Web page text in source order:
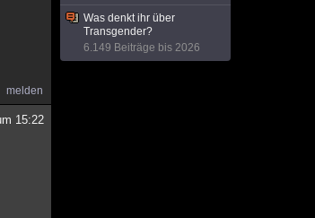
melden
15:22
Was denkt ihr über
Transgender?
6.149 Beiträge bis 2026